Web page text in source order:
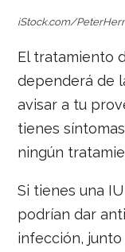
iStock.com/
El tratamiento
dependerá de
avisar a tu
tienes
ningún
Si tienes una
podrían dar
infección, junto